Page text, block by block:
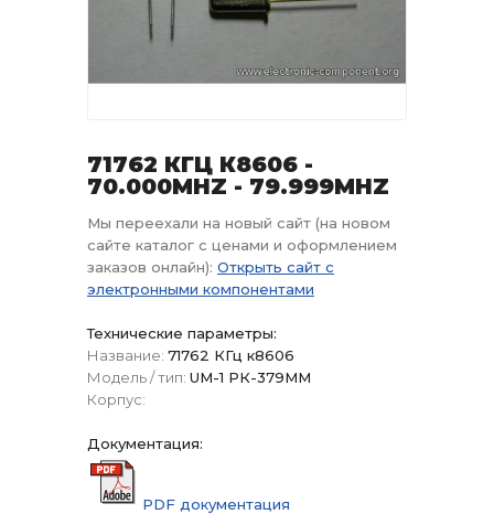
71762 КГЦ К8606 -
70.000MHZ - 79.999MHZ
Мы переехали на новый сайт (на новом
сайте каталог с ценами и оформлением
заказов онлайн): Открыть сайт с
электронными компонентами
Технические параметры:
Название: 71762 КГц к8606
Модель / тип: UM-1 РК-379ММ
Корпус:
Документация:
PDF документация